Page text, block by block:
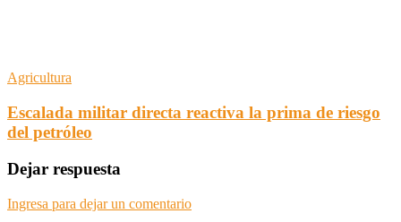
Agricultura
Escalada militar directa reactiva la prima de riesgo
del petróleo
Dejar respuesta
Ingresa para dejar un comentario